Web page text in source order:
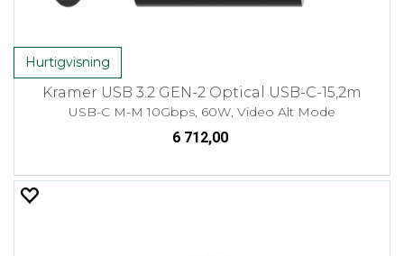
Hurtigvisning
Kramer USB 3.2 GEN-2 Optical USB-C-15,2m
USB-C M-M 10Gbps, 60W, Video Alt Mode
6 712,00